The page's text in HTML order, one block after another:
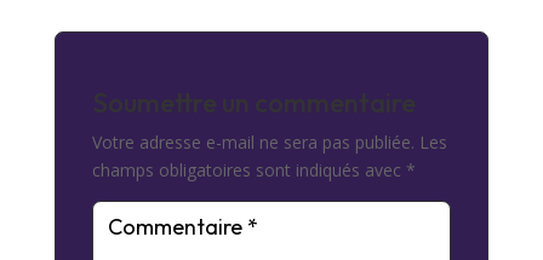
Soumettre un commentaire
Votre adresse e-mail ne sera pas publiée. Les
champs obligatoires sont indiqués avec *